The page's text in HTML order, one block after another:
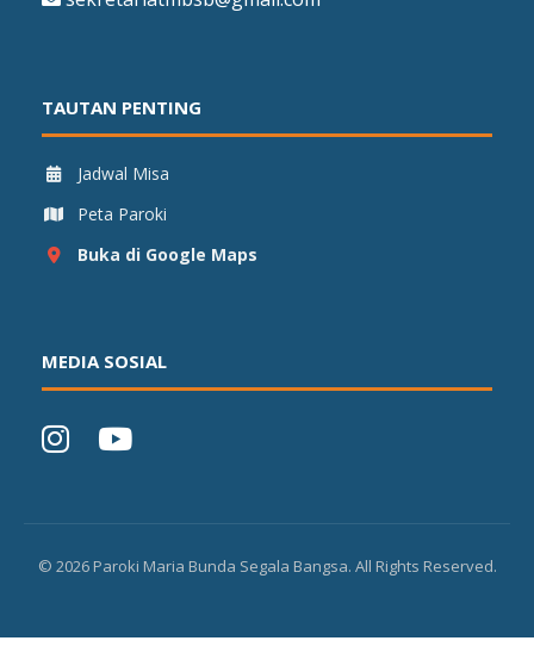
TAUTAN PENTING
Jadwal Misa
Peta Paroki
Buka di Google Maps
MEDIA SOSIAL
© 2026Paroki Maria Bunda Segala Bangsa. All Rights Reserved.